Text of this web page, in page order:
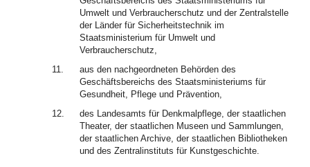
Umwelt und Verbraucherschutz und der Zentralstelle
der Länder für Sicherheitstechnik im
Staatsministerium für Umwelt und
Verbraucherschutz,
11.
aus den nachgeordneten Behörden des
Geschäftsbereichs des Staatsministeriums für
Gesundheit, Pflege und Prävention,
12.
des Landesamts für Denkmalpflege, der staatlichen
Theater, der staatlichen Museen und Sammlungen,
der staatlichen Archive, der staatlichen Bibliotheken
und des Zentralinstituts für Kunstgeschichte.